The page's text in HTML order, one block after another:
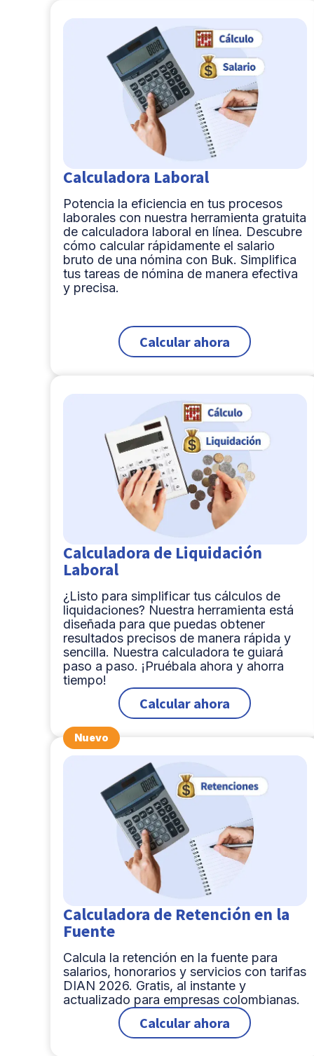
Calculadora Laboral
Potencia la eficiencia en tus procesos
laborales con nuestra herramienta gratuita
de calculadora laboral en línea. Descubre
cómo calcular rápidamente el salario
bruto de una nómina con Buk. Simplifica
tus tareas de nómina de manera efectiva
y precisa.
Calcular ahora
Calculadora de Liquidación
Laboral
¿Listo para simplificar tus cálculos de
liquidaciones? Nuestra herramienta está
diseñada para que puedas obtener
resultados precisos de manera rápida y
sencilla. Nuestra calculadora te guiará
paso a paso. ¡Pruébala ahora y ahorra
tiempo!
Calcular ahora
Nuevo
Calculadora de Retención en la
Fuente
Calcula la retención en la fuente para
salarios, honorarios y servicios con tarifas
DIAN 2026. Gratis, al instante y
actualizado para empresas colombianas.
Calcular ahora